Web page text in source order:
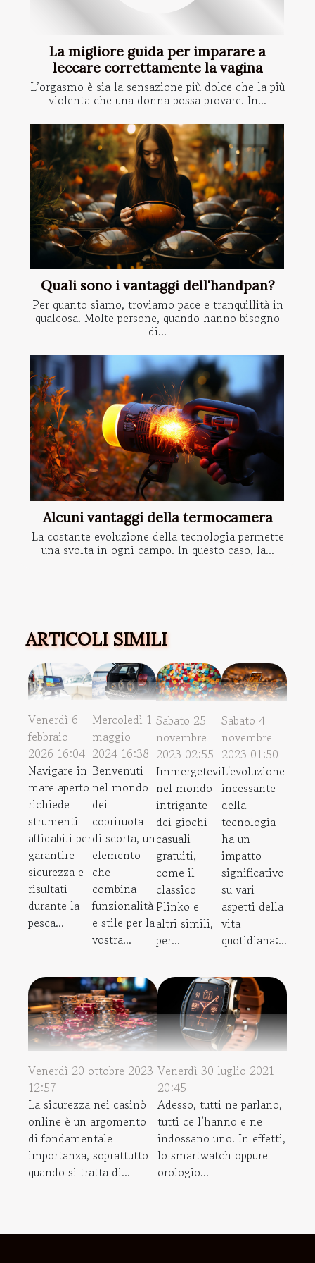
La migliore guida per imparare a
leccare correttamente la vagina
L’orgasmo è sia la sensazione più dolce che la più
violenta che una donna possa provare. In...
Quali sono i vantaggi dell'handpan?
Per quanto siamo, troviamo pace e tranquillità in
qualcosa. Molte persone, quando hanno bisogno
di...
Alcuni vantaggi della termocamera
La costante evoluzione della tecnologia permette
una svolta in ogni campo. In questo caso, la...
ARTICOLI SIMILI
Venerdì 6
febbraio
2026 16:04
Navigare in
mare aperto
richiede
strumenti
affidabili per
garantire
sicurezza e
risultati
durante la
pesca...
Mercoledì 1
maggio
2024 16:38
Benvenuti
nel mondo
dei
copriruota
di scorta, un
elemento
che
combina
funzionalità
e stile per la
vostra...
Sabato 25
novembre
2023 02:55
Immergetevi
nel mondo
intrigante
dei giochi
casuali
gratuiti,
come il
classico
Plinko e
altri simili,
per...
Sabato 4
novembre
2023 01:50
L'evoluzione
incessante
della
tecnologia
ha un
impatto
significativo
su vari
aspetti della
vita
quotidiana:...
Venerdì 20 ottobre 2023
12:57
La sicurezza nei casinò
online è un argomento
di fondamentale
importanza, soprattutto
quando si tratta di...
Venerdì 30 luglio 2021
20:45
Adesso, tutti ne parlano,
tutti ce l’hanno e ne
indossano uno. In effetti,
lo smartwatch oppure
orologio...